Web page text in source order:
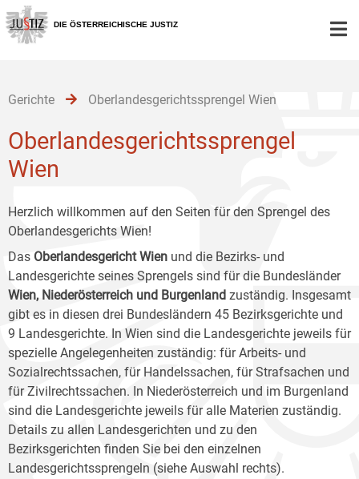
Zur
Hauptnavigation
[1]
Zum
Inhalt
[2]
Zum
Untermenü
[3]
DIE ÖSTERREICHISCHE JUSTIZ
Gerichte Oberlandesgerichtssprengel Wien
Oberlandesgerichtssprengel
Wien
Herzlich willkommen auf den Seiten für den Sprengel des
Oberlandesgerichts Wien!
Das Oberlandesgericht Wien und die Bezirks- und
Landesgerichte seines Sprengels sind für die Bundesländer
Wien, Niederösterreich und Burgenland zuständig. Insgesamt
gibt es in diesen drei Bundesländern 45 Bezirksgerichte und
9 Landesgerichte. In Wien sind die Landesgerichte jeweils für
spezielle Angelegenheiten zuständig: für Arbeits- und
Sozialrechtssachen, für Handelssachen, für Strafsachen und
für Zivilrechtssachen. In Niederösterreich und im Burgenland
sind die Landesgerichte jeweils für alle Materien zuständig.
Details zu allen Landesgerichten und zu den
Bezirksgerichten finden Sie bei den einzelnen
Landesgerichtssprengeln (siehe Auswahl rechts).